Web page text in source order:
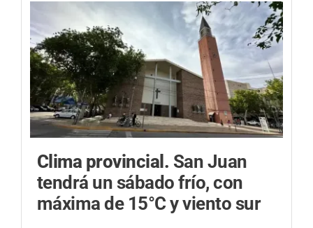
Clima provincial. San Juan
tendrá un sábado frío, con
máxima de 15°C y viento sur